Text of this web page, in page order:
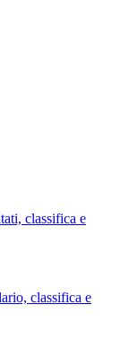
classifica e
classifica e